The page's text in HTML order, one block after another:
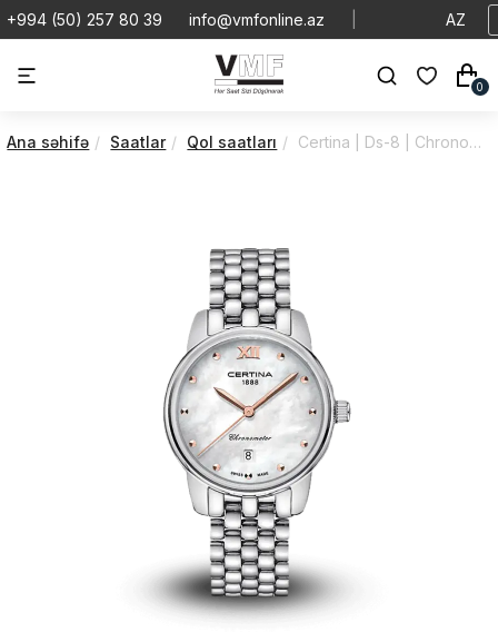
+994 (50) 257 80 39 info@vmfonline.az AZ
0
Ana səhifə Saatlar Qol saatları Certina | Ds-8 | Chronometer | C0330511111801